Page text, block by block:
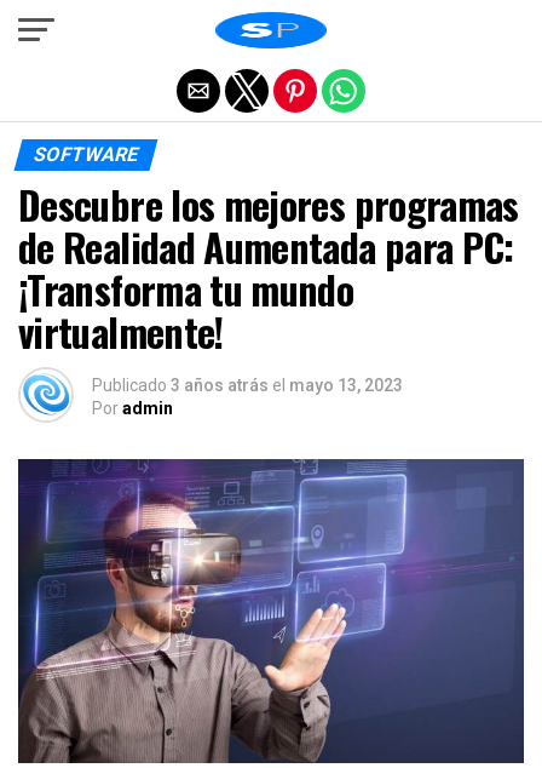
SOFTWARE
Descubre los mejores programas
de Realidad Aumentada para PC:
¡Transforma tu mundo
virtualmente!
Publicado 3 años atrás el mayo 13, 2023
Poradmin
Salir de la versión móvil